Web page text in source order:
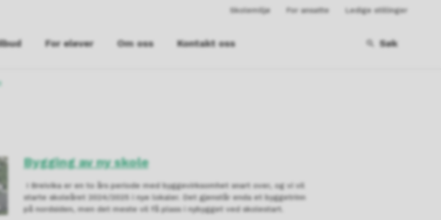
Skolemiljø For ansatte Ledige stillinger
For elever Om oss Kontakt oss Søk
Bygging av ny skole
I Breivika er en to års periode med byggevirksomhet snart over, og vi vil
starte skoleåret 2024/2025 i nye lokaler. Det gjenstår enda et byggetrinn
på nordsiden, men det meste vil få plass i nybygget ved skolestart.